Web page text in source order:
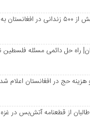
آزادی بیش از ۵۰۰ زندانی در
راه حل دائمی مسئله فلسطین
حج در افغانستان اعلام شد
طالبان از قطعنامه آتش‌بس در غزه